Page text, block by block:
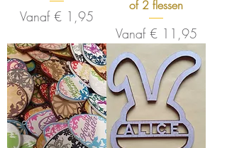
Vanaf € 1,95
Verkoopprijs
of 2 flessen
Vanaf € 11,95
Verkoopprijs